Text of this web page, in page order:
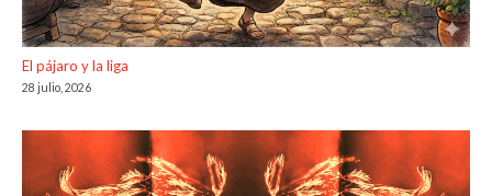
El pájaro y la liga
28 julio, 2026